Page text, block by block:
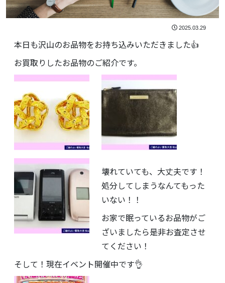
2025.03.29
本日も沢山のお品物をお持ち込みいただきました👍
お買取りしたお品物のご紹介です。
壊れていても、大丈夫です！
処分してしまうなんてもった
いない！！
お家で眠っているお品物がご
ざいましたら是非お査定させ
てください！
そして！現在イベント開催中です👌